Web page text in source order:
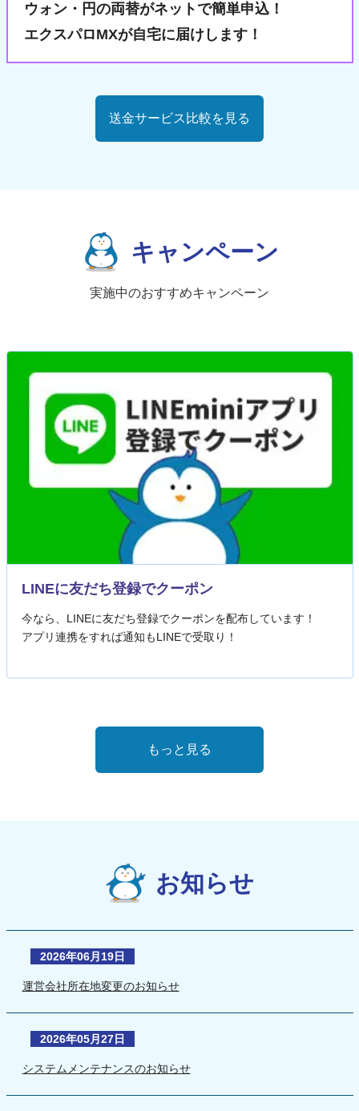
ウォン・円の両替がネットで簡単申込！
エクスパロMXが自宅に届けします！
送金サービス比較を見る
キャンペーン
実施中のおすすめキャンペーン
LINEに友だち登録でクーポン
今なら、LINEに友だち登録でクーポンを配布しています！
アプリ連携をすれば通知もLINEで受取り！
もっと見る
お知らせ
2026年06月19日
運営会社所在地変更のお知らせ
2026年05月27日
システムメンテナンスのお知らせ